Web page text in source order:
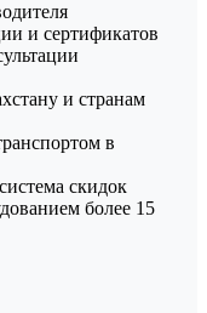
и сертификатов
и странам
в
скидок
более 15